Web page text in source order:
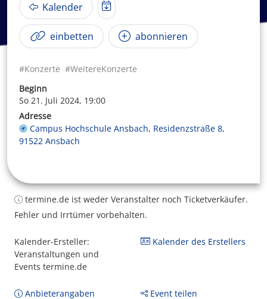
Kalender
einbetten abonnieren
#Konzerte #WeitereKonzerte
Beginn
So 21. Juli 2024, 19:00
Adresse
Campus Hochschule Ansbach, Residenzstraße 8,
91522 Ansbach
termine.de ist weder Veranstalter noch Ticketverkäufer.
Fehler und Irrtümer vorbehalten.
Kalender-Ersteller:
Veranstaltungen und
Events termine.de
Kalender des Erstellers
Anbieterangaben Event teilen